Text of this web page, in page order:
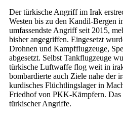
Der türkische Angriff im Irak
Westen bis zu den Kandil-Bergen
umfassendste Angriff seit 2015,
bisher angegriffen. Eingesetzt
Drohnen und Kampfflugzeuge,
abgesetzt. Selbst Tankflugzeuge
türkische Luftwaffe flog weit in
bombardierte auch Ziele nahe der
kurdisches Flüchtlingslager in
Friedhof von PKK-Kämpfern.
türkischer Angriffe.